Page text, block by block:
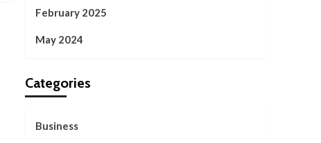
February 2025
May 2024
Categories
Business